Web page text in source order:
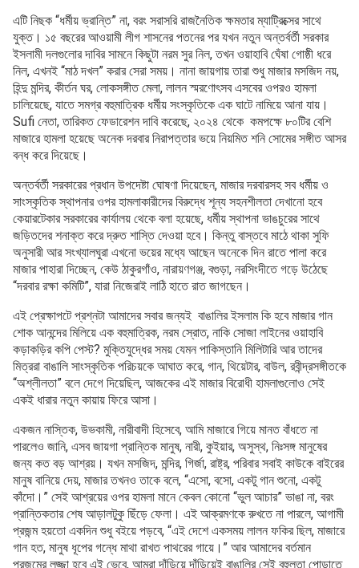
এটি নিছক “ধর্মীয় ভ্রান্তি” না, বরং সরাসরি রাজনৈতিক ক্ষমতার ম্যাট্রিক্সের সাথে
যুক্ত। ১৫ বছরের আওয়ামী লীগ শাসনের পতনের পর যখন নতুন অন্তর্বর্তী সরকার
ইসলামী দলগুলোর দাবির সামনে কিছুটা নরম সুর নিল, তখন ওয়াহাবি ঘেঁষা গোষ্ঠী ধরে
নিল, এখনই “মাঠ দখল” করার সেরা সময়। নানা জায়গায় তারা শুধু মাজার মসজিদ নয়,
হিন্দু মন্দির, কীর্তন ঘর, লোকসঙ্গীত মেলা, লালন স্মরণোৎসব এসবের ওপরও হামলা
চালিয়েছে, যাতে সমগ্র বহুমাত্রিক ধর্মীয় সংস্কৃতিকে এক ঘাটে নামিয়ে আনা যায়।
Sufi নেতা, তারিকত ফেডারেশন দাবি করেছে, ২০২৪ থেকে কমপক্ষে ৮০টির বেশি
মাজারে হামলা হয়েছে অনেক দরবার নিরাপত্তার ভয়ে নিয়মিত শনি সোমের সঙ্গীত আসর
বন্ধ করে দিয়েছে।
অন্তর্বর্তী সরকারের প্রধান উপদেষ্টা ঘোষণা দিয়েছেন, মাজার দরবারসহ সব ধর্মীয় ও
সাংস্কৃতিক স্থাপনার ওপর হামলাকারীদের বিরুদ্ধে শূন্য সহনশীলতা দেখানো হবে
কেয়ারটেকার সরকারের কার্যালয় থেকে বলা হয়েছে, ধর্মীয় স্থাপনা ভাঙচুরের সাথে
জড়িতদের শনাক্ত করে দ্রুত শাস্তি দেওয়া হবে। কিন্তু বাস্তবে মাঠে থাকা সুফি
অনুসারী আর সংখ্যালঘুরা এখনো ভয়ের মধ্যে আছেন অনেকে দিন রাতে পালা করে
মাজার পাহারা দিচ্ছেন, কেউ ঠাকুরগাঁও, নারায়ণগঞ্জ, বগুড়া, নরসিংদীতে গড়ে উঠেছে
“দরবার রক্ষা কমিটি”, যারা নিজেরাই লাঠি হাতে রাত জাগছেন।
এই প্রেক্ষাপটে প্রশ্নটা আমাদের সবার জন্যই বাঙালির ইসলাম কি হবে মাজার গান
শোক আনন্দের মিলিয়ে এক বহুমাত্রিক, নরম স্রোত, নাকি সোজা লাইনের ওয়াহাবি
কড়াকড়ির কপি পেস্ট? মুক্তিযুদ্ধের সময় যেমন পাকিস্তানি মিলিটারি আর তাদের
মিত্ররা বাঙালি সাংস্কৃতিক পরিচয়কে আঘাত করে, গান, থিয়েটার, বাউল, রবীন্দ্রসঙ্গীতকে
“অশ্লীলতা” বলে দেগে দিয়েছিল, আজকের এই মাজার বিরোধী হামলাগুলোও সেই
একই ধারার নতুন কায়ায় ফিরে আসা।
একজন নাস্তিক, উভকামী, নারীবাদী হিসেবে, আমি মাজারে গিয়ে মানত বাঁধতে না
পারলেও জানি, এসব জায়গা প্রান্তিক মানুষ, নারী, কুইয়ার, অসুস্থ, নিঃসঙ্গ মানুষের
জন্য কত বড় আশ্রয়। যখন মসজিদ, মন্দির, গির্জা, রাষ্ট্র, পরিবার সবাই কাউকে বাইরের
মানুষ বানিয়ে দেয়, মাজার তখনও তাকে বলে, “এসো, বসো, একটু গান শুনো, একটু
কাঁদো।” সেই আশ্রয়ের ওপর হামলা মানে কেবল কোনো “ভুল আচার” ভাঙা না, বরং
প্রান্তিকতার শেষ আড়ালটুকু ছিঁড়ে ফেলা। এই আক্রমণকে রুখতে না পারলে, আগামী
প্রজন্ম হয়তো একদিন শুধু বইয়ে পড়বে, “এই দেশে একসময় লালন ফকির ছিল, মাজারে
গান হত, মানুষ ধূপের গন্ধে মাথা রাখত পাথরের গায়ে।” আর আমাদের বর্তমান
প্রজন্মের লজ্জা হবে এই ভেবে, আমরা দাঁড়িয়ে দাঁড়িয়েই বাঙালির সেই বহুলতা পোড়াতে